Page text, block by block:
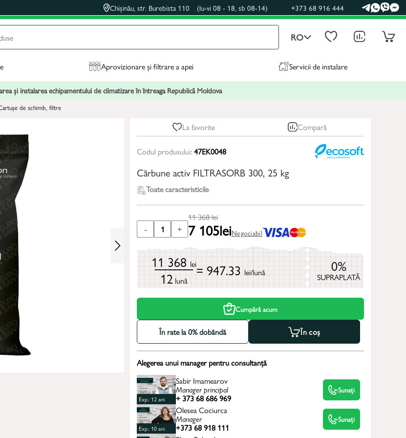
Chișinău, str. Burebista 110 (lu-vi 08 - 18, sb 08-14) +373 68 916 444
RO
Aprovizionare și filtrare a apei Servicii de instalare
și instalarea echipamentului de climatizare în întreaga Republică Moldova
de schimb, filtre
La favorite Compară
Codul produsului:47EK0048
Cărbune activ FILTRASORB 300, 25 kg
Toate caracteristicile
- 1 +
11 368lei
7 105leiNegociabil
11 368 lei
12 lună
= 947.33 lei/lună 0%
SUPRAPLATĂ
Cumpără acum
În rate la 0% dobândă În coș
Alegerea unui manager pentru consultanță
Exp.: 12 ani
Sabir Imamearov
Manager principal
+ 373 68 686 969
Sunați
Exp.: 10 ani
Olesea Cociurca
Manager
+373 68 918 111
Sunați